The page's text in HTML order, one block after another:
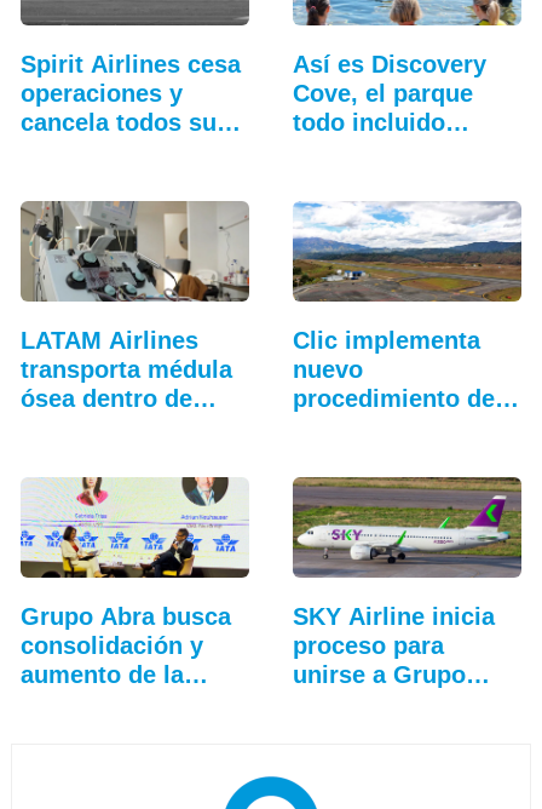
Spirit Airlines cesa
operaciones y
cancela todos sus
Así es Discovery
Cove, el parque
todo incluido
LATAM Airlines
transporta médula
ósea dentro de
Clic implementa
nuevo
procedimiento de
Grupo Abra busca
consolidación y
aumento de la
SKY Airline inicia
proceso para
unirse a Grupo